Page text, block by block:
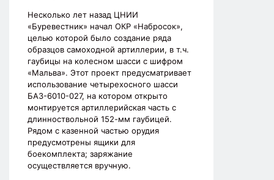
Несколько лет назад ЦНИИ
«Буревестник» начал ОКР «Набросок»,
целью которой было создание ряда
образцов самоходной артиллерии, в т.ч.
гаубицы на колесном шасси с шифром
«Мальва». Этот проект предусматривает
использование четырехосного шасси
БАЗ-6010-027, на котором открыто
монтируется артиллерийская часть с
длинноствольной 152-мм гаубицей.
Рядом с казенной частью орудия
предусмотрены ящики для
боекомплекта; заряжание
осуществляется вручную.